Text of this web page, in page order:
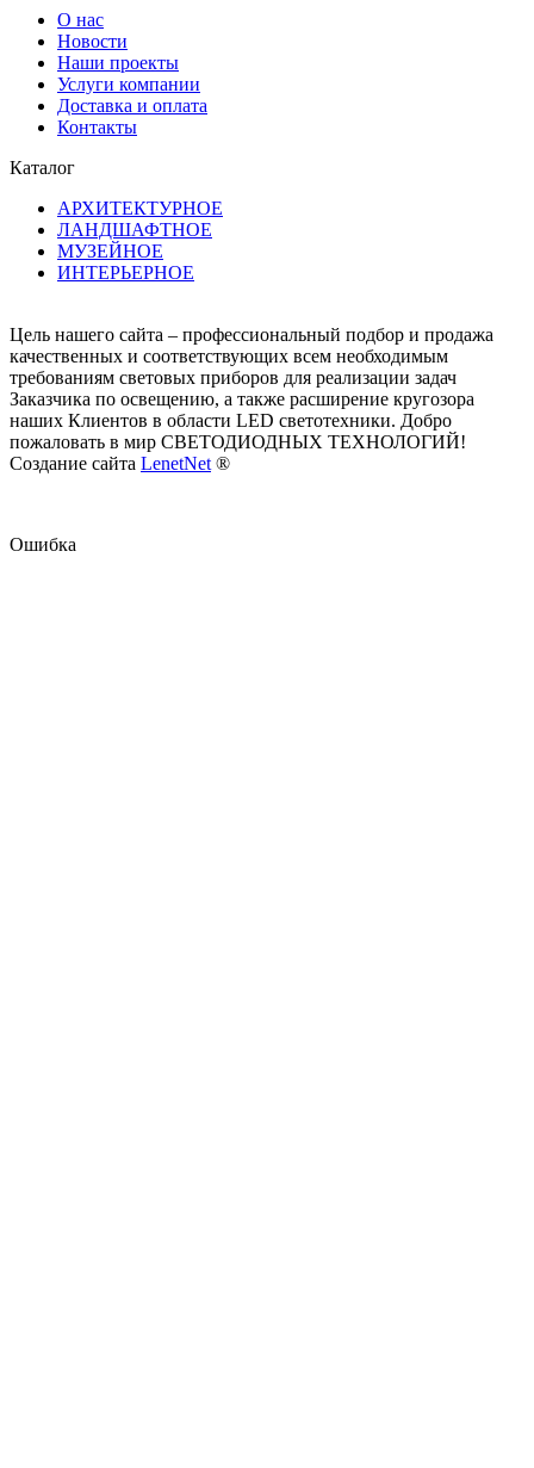
О нас
Новости
Наши проекты
Услуги компании
Доставка и оплата
Контакты
Каталог
АРХИТЕКТУРНОЕ
ЛАНДШАФТНОЕ
МУЗЕЙНОЕ
ИНТЕРЬЕРНОЕ
Цель нашего сайта – профессиональный подбор и продажа
качественных и соответствующих всем необходимым
требованиям световых приборов для реализации задач
Заказчика по освещению, а также расширение кругозора
наших Клиентов в области LED светотехники. Добро
пожаловать в мир СВЕТОДИОДНЫХ ТЕХНОЛОГИЙ!
Создание сайта LenetNet ®
Ошибка